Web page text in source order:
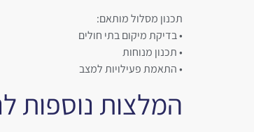
תכנון מסלול מותאם:
• בדיקת מיקום בתי חולים
• תכנון מנוחות
• התאמת פעילויות למצב
המלצות נוספות